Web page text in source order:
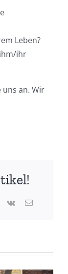
Leben?
ihr
uns an. Wir
Vk
E-